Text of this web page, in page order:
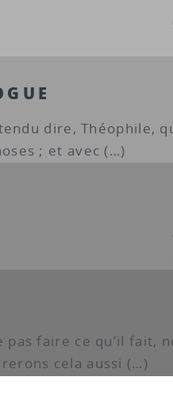
dire, Théophile,
; et avec (…)
pas faire ce qu’il fait,
cela aussi (…)